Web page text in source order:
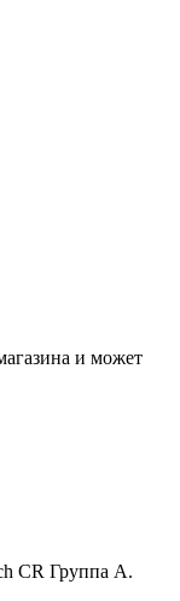
и может
CR Группа A.